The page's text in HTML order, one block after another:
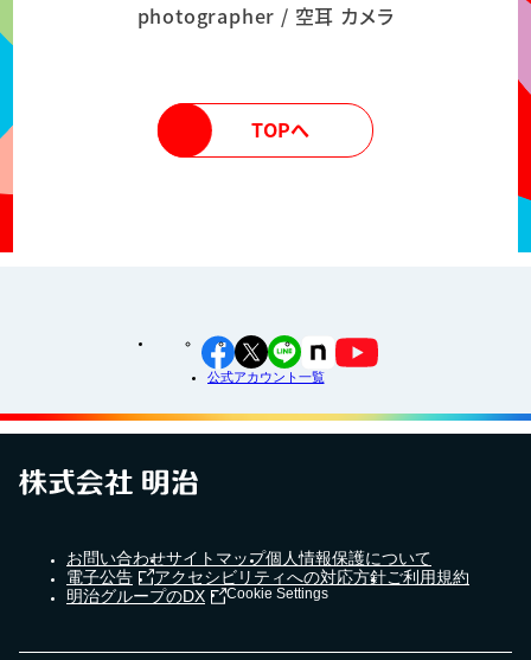
photographer / 空耳 カメラ
TOPへ
公式アカウント一覧
お問い合わせサイトマップ個人情報保護について
電子公告
アクセシビリティへの対応方針ご利用規約
明治グループのDX
Cookie Settings